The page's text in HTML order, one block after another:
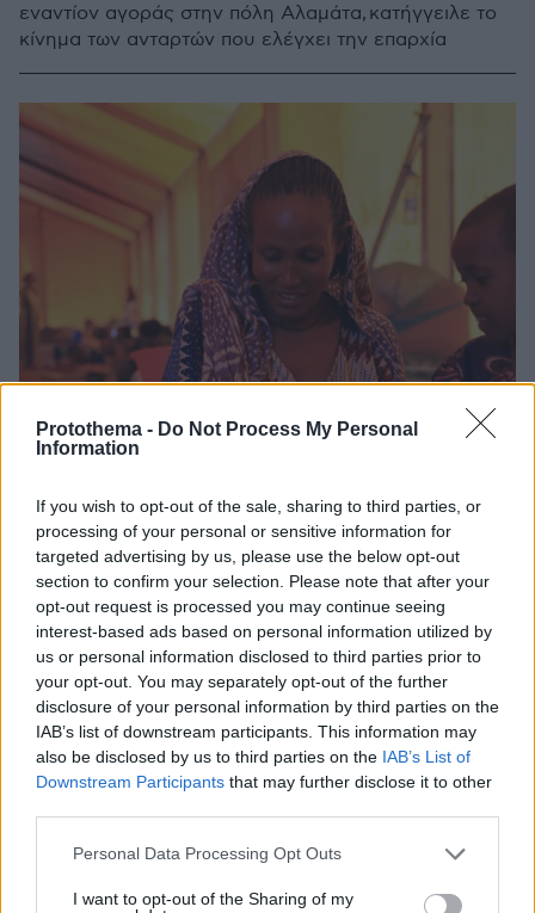
Protothema - Do Not Process My Personal
Information
If you wish to opt-out of the sale, sharing to third parties, or
processing of your personal or sensitive information for
targeted advertising by us, please use the below opt-out
section to confirm your selection. Please note that after your
opt-out request is processed you may continue seeing
interest-based ads based on personal information utilized by
us or personal information disclosed to third parties prior to
your opt-out. You may separately opt-out of the further
disclosure of your personal information by third parties on the
IAB’s list of downstream participants. This information may
also be disclosed by us to third parties on the IAB’s List of
Downstream Participants that may further disclose it to other
Please note that this website/app uses one or more Google
not limited to your visit or usage behaviour. You may click to
Personal Data Processing Opt Outs
I want to opt-out of the Sharing of my
εναντίον αγοράς στην πόλη Αλαμάτα, κατήγγειλε το
κίνημα των ανταρτών που ελέγχει την επαρχία
Ο ΟΗΕ αναστέλλει τη διανομή τροφίμων στη Αιθιοπία
έπειτα από λεηλασίες που αποδίδει σε αντάρτες από την
Τιγκράι
Ο ΟΗΕ υπολογίζει πως ο αριθμός των ανθρώπων που
χρειάζονται επειγόντως βοήθεια σε τρόφιμα φθάνει
τους 5,2 εκατ. στην Τιγκράι, τους 534.000 στην
επαρχία Αφάρ και τους 3,7 εκατ. στην Αμχάρα
09.12.2021, 03:42